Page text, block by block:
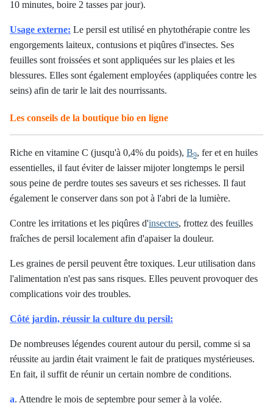
10 minutes, boire 2 tasses par jour).
Usage externe: Le persil est utilisé en phytothérapie contre les
engorgements laiteux, contusions et piqûres d'insectes. Ses
feuilles sont froissées et sont appliquées sur les plaies et les
blessures. Elles sont également employées (appliquées contre les
seins) afin de tarir le lait des nourrissants.
Les conseils de la boutique bio en ligne
Riche en vitamine C (jusqu'à 0,4% du poids), B9, fer et en huiles
essentielles, il faut éviter de laisser mijoter longtemps le persil
sous peine de perdre toutes ses saveurs et ses richesses. Il faut
également le conserver dans son pot à l'abri de la lumière.
Contre les irritations et les piqûres d'insectes, frottez des feuilles
fraîches de persil localement afin d'apaiser la douleur.
Les graines de persil peuvent être toxiques. Leur utilisation dans
l'alimentation n'est pas sans risques. Elles peuvent provoquer des
complications voir des troubles.
Côté jardin, réussir la culture du persil:
De nombreuses légendes courent autour du persil, comme si sa
réussite au jardin était vraiment le fait de pratiques mystérieuses.
En fait, il suffit de réunir un certain nombre de conditions.
a. Attendre le mois de septembre pour semer à la volée.